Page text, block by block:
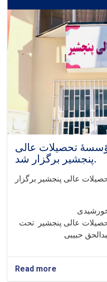
از
نخستین
دور
چاپ
مجله
علمی
«تحقیق»
پوهنتون
پنجشیر
تحصیلات عالی
پنجشیر برگزار شد.
عالی پنجشیر برگزار
Read more